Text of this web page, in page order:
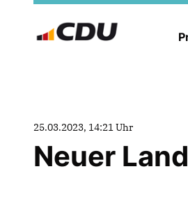
25.03.2023, 14:21 Uhr
Neuer